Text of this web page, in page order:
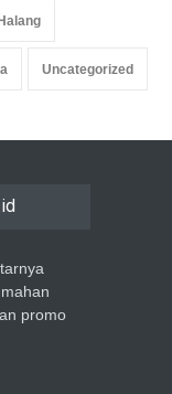
Uncategorized
promo